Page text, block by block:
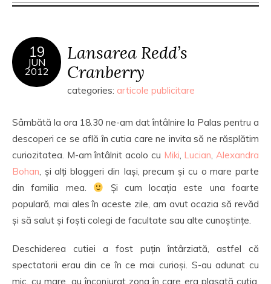
19
JUN
2012
Lansarea Redd’s
Cranberry
categories: articole publicitare
Sâmbătă la ora 18.30 ne-am dat întâlnire la Palas pentru a
descoperi ce se află în cutia care ne invita să ne răsplătim
curiozitatea. M-am întâlnit acolo cu Miki, Lucian,Alexandra
Bohan, și alți bloggeri din Iași, precum și cu o mare parte
din familia mea.
Și cum locația este una foarte
populară, mai ales în aceste zile, am avut ocazia să revăd
și să salut și foști colegi de facultate sau alte cunoștințe.
Deschiderea cutiei a fost puțin întârziată, astfel că
spectatorii erau din ce în ce mai curioși. S-au adunat cu
mic, cu mare, au înconjurat zona în care era plasată cutia,